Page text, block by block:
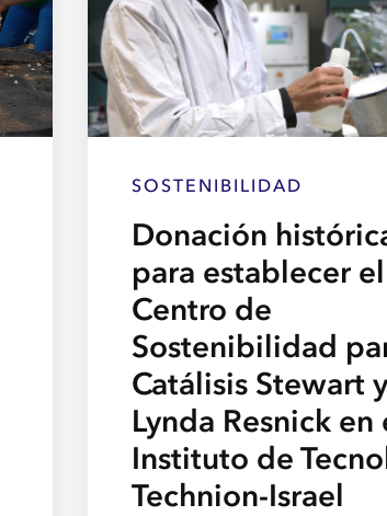
SOSTENIBILIDAD
Donación
para establecer el
Centro de
Sostenibilidad
Catálisis Stewart y
Lynda Resnick en
Instituto de
Technion-Israel